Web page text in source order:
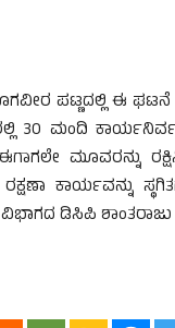
ಪಟ್ಣದಲ್ಲಿ ಈ ಘಟನೆ
30 ಮಂದಿ
ಮೂವರನ್ನು
ಕಾರ್ಯವನ್ನು
ವಿಭಾಗದ ಡಿಸಿಪಿ